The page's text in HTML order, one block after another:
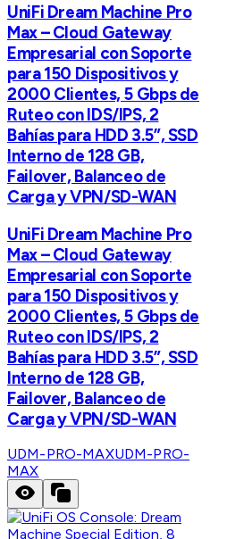
UniFi Dream Machine Pro
Max – Cloud Gateway
Empresarial con Soporte
para 150 Dispositivos y
2000 Clientes, 5 Gbps de
Ruteo con IDS/IPS, 2
Bahías para HDD 3.5”, SSD
Interno de 128 GB,
Failover, Balanceo de
Carga y VPN/SD-WAN
UniFi Dream Machine Pro
Max – Cloud Gateway
Empresarial con Soporte
para 150 Dispositivos y
2000 Clientes, 5 Gbps de
Ruteo con IDS/IPS, 2
Bahías para HDD 3.5”, SSD
Interno de 128 GB,
Failover, Balanceo de
Carga y VPN/SD-WAN
UDM-PRO-MAXUDM-PRO-
MAX